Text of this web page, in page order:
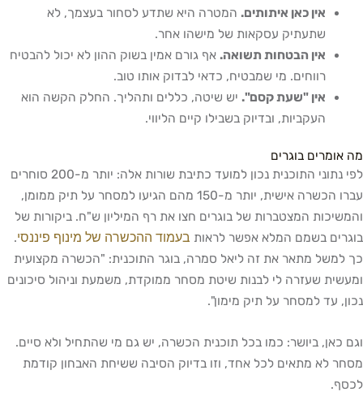
אין כאן איתותים. המטרה היא שתדע לסחור בעצמך, לא
שתעתיק עסקאות של מישהו אחר.
אין הבטחות תשואה. אף גורם אמין בשוק ההון לא יכול להבטיח
רווחים. מי שמבטיח, כדאי לבדוק אותו טוב.
אין "שעת קסם". יש שיטה, כללים ותהליך. החלק הקשה הוא
העקביות, ובדיוק בשבילו קיים הליווי.
מה אומרים בוגרים
לפי נתוני התוכנית נכון למועד כתיבת שורות אלה: יותר מ-200 סוחרים
עברו הכשרה אישית, יותר מ-150 מהם הגיעו למסחר על תיק ממומן,
והמשיכות המצטברות של בוגרים חצו את רף המיליון ש"ח. ביקורות של
בוגרים בשמם המלא אפשר לראות בעמוד ההכשרה של מינוף פיננסי.
כך למשל מתאר את זה ליאל סמרה, בוגר התוכנית: "הכשרה מקצועית
ומעשית שעזרה לי לבנות שיטת מסחר ממוקדת, משמעת וניהול סיכונים
נכון, עד למסחר על תיק מימון".
וגם כאן, ביושר: כמו בכל תוכנית הכשרה, יש גם מי שהתחיל ולא סיים.
מסחר לא מתאים לכל אחד, וזו בדיוק הסיבה ששיחת האבחון קודמת
לכסף.